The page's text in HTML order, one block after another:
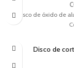
El disco de óxido de
Disco de